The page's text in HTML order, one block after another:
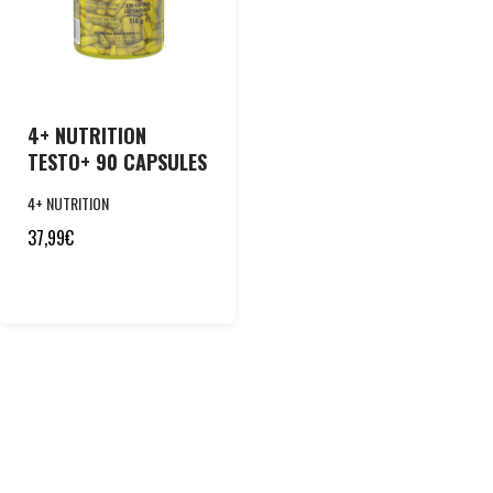
4+ NUTRITION
TESTO+ 90 CAPSULES
4+ NUTRITION
37,99€